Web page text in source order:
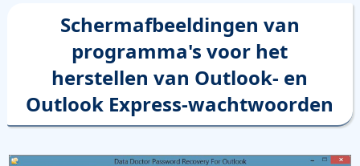
Schermafbeeldingen van
programma's voor het
herstellen van Outlook- en
Outlook Express-wachtwoorden